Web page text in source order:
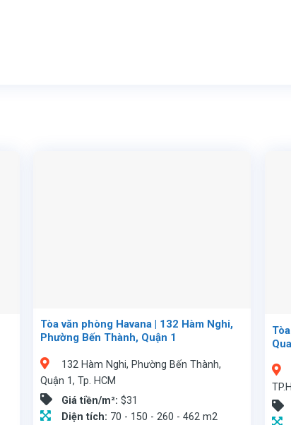
Tòa văn phòng Havana | 132 Hàm Nghi,
Phường Bến Thành, Quận 1
132 Hàm Nghi, Phường Bến Thành,
Quận 1, Tp. HCM
Giá tiền/m²:$31
Diện tích: 70 - 150 - 260 - 462 m2